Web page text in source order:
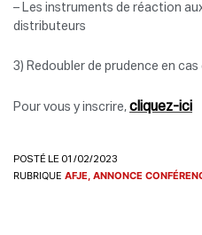
– Les instruments de réaction
distributeurs
3) Redoubler de prudence en
Pour vous y inscrire, cliquez-ici
POSTÉ LE 01/02/2023
RUBRIQUE AFJE, ANNONCE